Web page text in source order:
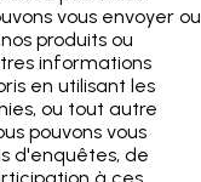
vous envoyer ou
produits ou
informations
en utilisant les
ou tout autre
pouvons vous
d'enquêtes, de